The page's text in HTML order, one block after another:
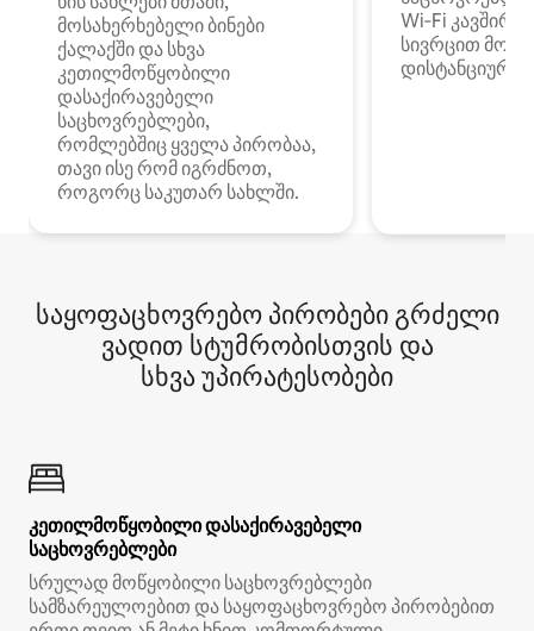
მოსახერხებელი ბინები
ქალაქში და სხვა
კეთილმოწყობილი
დასაქირავებელი
საცხოვრებლები,
რომლებშიც ყველა პირობაა,
თავი ისე რომ იგრძნოთ,
როგორც საკუთარ სახლში.
Wi‑Fi
სივრცით
დისტანციური
საყოფაცხოვრებო პირობები გრძელი
ვადით სტუმრობისთვის და
სხვა უპირატესობები
კეთილმოწყობილი დასაქირავებელი
საცხოვრებლები
სრულად მოწყობილი საცხოვრებლები
სამზარეულოებით და საყოფაცხოვრებო პირობებით